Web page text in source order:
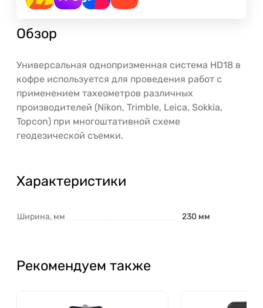
Обзор
Универсальная однопризменная система HD18 в
кофре используется для проведения работ с
применением тахеометров различных
производителей (Nikon, Trimble, Leica, Sokkia,
Topcon) при многоштативной схеме
геодезической съемки.
Характеристики
Ширина, мм 230 мм
Рекомендуем также